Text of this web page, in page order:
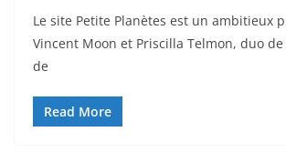
Le site Petite Planètes est un ambitieux
Vincent Moon et Priscilla Telmon, duo
de
Read More